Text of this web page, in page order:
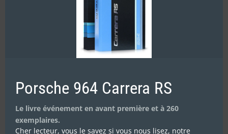
Porsche 964 Carrera RS
Le livre événement en avant première et à 260
exemplaires.
Cher lecteur, vous le savez si vous nous lisez, notre